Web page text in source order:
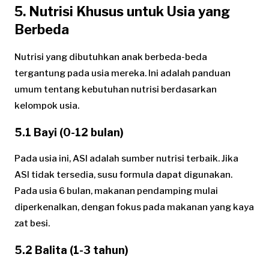
5. Nutrisi Khusus untuk Usia yang
Berbeda
Nutrisi yang dibutuhkan anak berbeda-beda
tergantung pada usia mereka. Ini adalah panduan
umum tentang kebutuhan nutrisi berdasarkan
kelompok usia.
5.1 Bayi (0-12 bulan)
Pada usia ini, ASI adalah sumber nutrisi terbaik. Jika
ASI tidak tersedia, susu formula dapat digunakan.
Pada usia 6 bulan, makanan pendamping mulai
diperkenalkan, dengan fokus pada makanan yang kaya
zat besi.
5.2 Balita (1-3 tahun)